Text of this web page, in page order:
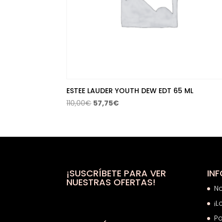
ESTEE LAUDER YOUTH DEW EDT 65 ML
110,00€ El
era:
57,75€El
es:
¡SUSCRÍBETE PARA VER
NUESTRAS OFERTAS!